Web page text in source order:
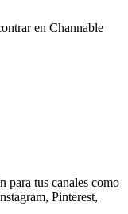
en Channable
para tus canales como
Pinterest,